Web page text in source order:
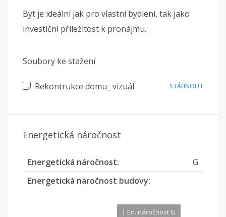
Byt je ideální jak pro vlastní bydlení, tak jako
investiční příležitost k pronájmu.
Soubory ke stažení
Rekontrukce domu_ vizuál STÁHNOUT
Energetická náročnost
Energetická náročnost:
G
Energetická náročnost budovy:
| En. náročnost G